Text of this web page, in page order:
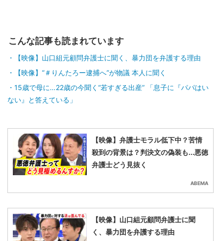
こんな記事も読まれています
【映像】山口組元顧問弁護士に聞く、暴力団を弁護する理由
【映像】“＃りんたろー逮捕へ”が物議 本人に聞く
15歳で母に…22歳の今聞く“若すぎる出産” 「息子に『パパはい
ない』と答えている」
【映像】弁護士モラル低下中？苦情
殺到の背景は？判決文の偽装も...悪徳
弁護士どう見抜く
ABEMA
【映像】山口組元顧問弁護士に聞
く、暴力団を弁護する理由